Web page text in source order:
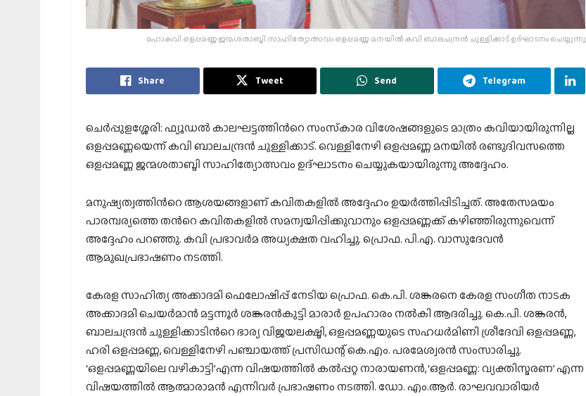
മഹാകവി ഒളപ്പമണ്ണ ജന്മശതാബ്ദി സാഹിത്യോത്സവം ഒളപ്പമണ്ണ മനയില്‍ കവി ബാലചന്ദ്രന്‍ ചുള്ളിക്കാട് ഉദ്ഘാടനം ചെയ്യുന്നു
Share Tweet Send Telegram
ചെര്‍പ്പുളശ്ശേരി: ഫ്യൂഡല്‍ കാലഘട്ടത്തിന്‍റെ സംസ്‌കാര വിശേഷങ്ങളുടെ മാത്രം കവിയായിരുന്നില്ല
ഒളപ്പമണ്ണയെന്ന് കവി ബാലചന്ദ്രന്‍ ചുള്ളിക്കാട്. വെള്ളിനേഴി ഒളപ്പമണ്ണ മനയില്‍ രണ്ടുദിവസത്തെ
ഒളപ്പമണ്ണ ജന്മശതാബ്ദി സാഹിത്യോത്സവം ഉദ്ഘാടനം ചെയ്യുകയായിരുന്നു അദ്ദേഹം.
മനുഷ്യത്വത്തിന്‍റെ ആശയങ്ങളാണ് കവിതകളില്‍ അദ്ദേഹം ഉയര്‍ത്തിപ്പിടിച്ചത്. അതേസമയം
പാരമ്പര്യത്തെ തന്‍റെ കവിതകളില്‍ സമന്വയിപ്പിക്കുവാനും ഒളപ്പമണ്ണക്ക് കഴിഞ്ഞിരുന്നുവെന്ന്
അദ്ദേഹം പറഞ്ഞു. കവി പ്രഭാവര്‍മ അധ്യക്ഷത വഹിച്ചു. പ്രൊഫ. പി.എ. വാസുദേവന്‍
ആമുഖപ്രഭാഷണം നടത്തി.
കേരള സാഹിത്യ അക്കാദമി ഫെലോഷിപ്പ് നേടിയ പ്രൊഫ. കെ.പി. ശങ്കരനെ കേരള സംഗീത നാടക
അക്കാദമി ചെയര്‍മാന്‍ മട്ടന്നൂര്‍ ശങ്കരന്‍കുട്ടി മാരാര്‍ ഉപഹാരം നല്‍കി ആദരിച്ചു. കെ.പി. ശങ്കരന്‍,
ബാലചന്ദ്രന്‍ ചുള്ളിക്കാടിന്‍റെ ഭാര്യ വിജയലക്ഷ്മി, ഒളപ്പമണ്ണയുടെ സഹധര്‍മിണി ശ്രീദേവി ഒളപ്പമണ്ണ,
ഹരി ഒളപ്പമണ്ണ, വെള്ളിനേഴി പഞ്ചായത്ത് പ്രസിഡന്റ് കെ.എം. പരമേശ്വരന്‍ സംസാരിച്ചു.
‘ഒളപ്പമണ്ണയിലെ വഴികാട്ടി’എന്ന വിഷയത്തില്‍ കല്‍പ്പറ്റ നാരായണന്‍, ‘ഒളപ്പമണ്ണ: വ്യക്തിസ്മരണ’ എന്ന
വിഷയത്തില്‍ ആത്മാരാമന്‍ എന്നിവര്‍ പ്രഭാഷണം നടത്തി. ഡോ. എം.ആര്‍. രാഘവവാരിയര്‍